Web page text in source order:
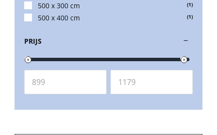
Balkonklemmen
Beschermhoezen
Verlichting
Glatz Vita Collectie
500 x 300 cm (1)
500 x 400 cm (1)
PRIJS